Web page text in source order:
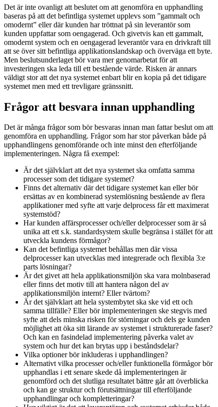
Det är inte ovanligt att beslutet om att genomföra en upphandling
baseras på att det befintliga systemet upplevs som ”gammalt och
omodernt” eller där kunden har tröttnat på sin leverantör som
kunden uppfattar som oengagerad. Och givetvis kan ett gammalt,
omodernt system och en oengagerad leverantör vara en drivkraft till
att se över sitt befintliga applikationslandskap och överväga ett byte.
Men beslutsunderlaget bör vara mer genomarbetat för att
investeringen ska leda till ett bestående värde. Risken är annars
väldigt stor att det nya systemet enbart blir en kopia på det tidigare
systemet men med ett trevligare gränssnitt.
Frågor att besvara innan upphandling
Det är många frågor som bör besvaras innan man fattar beslut om att
genomföra en upphandling. Frågor som har stor påverkan både på
upphandlingens genomförande och inte minst den efterföljande
implementeringen. Några få exempel:
Är det självklart att det nya systemet ska omfatta samma
processer som det tidigare systemet?
Finns det alternativ där det tidigare systemet kan eller bör
ersättas av en kombinerad systemlösning bestående av flera
applikationer med syfte att varje delprocess får ett maximerat
systemstöd?
Har kunden affärsprocesser och/eller delprocesser som är så
unika att ett s.k. standardsystem skulle begränsa i stället för att
utveckla kundens förmågor?
Kan det befintliga systemet behållas men där vissa
delprocesser kan utvecklas med integrerade och flexibla 3:e
parts lösningar?
Är det givet att hela applikationsmiljön ska vara molnbaserad
eller finns det motiv till att hantera någon del av
applikationsmiljön internt? Eller tvärtom?
Är det självklart att hela systembytet ska ske vid ett och
samma tillfälle? Eller bör implementeringen ske stegvis med
syfte att dels minska risken för störningar och dels ge kunden
möjlighet att öka sitt lärande av systemet i strukturerade faser?
Och kan en fasindelad implementering påverka valet av
system och hur det kan brytas upp i beståndsdelar?
Vilka optioner bör inkluderas i upphandlingen?
Alternativt vilka processer och/eller funktionella förmågor bör
upphandlas i ett senare skede då implementeringen är
genomförd och det slutliga resultatet bättre går att överblicka
och kan ge struktur och förutsättningar till efterföljande
upphandlingar och kompletteringar?